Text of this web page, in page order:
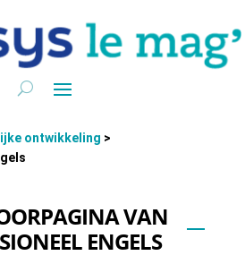
ontwikkeling >
VAN
ENGELS